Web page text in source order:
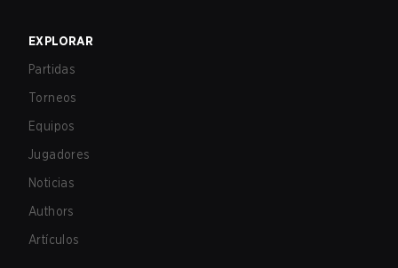
EXPLORAR
Partidas
Torneos
Equipos
Jugadores
Noticias
Authors
Artículos